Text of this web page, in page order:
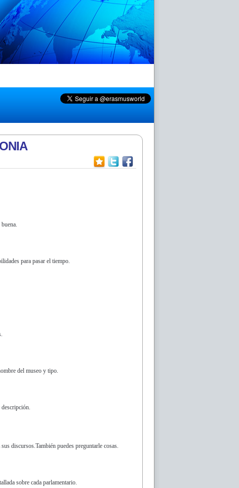
para pasar el tiempo.
del museo y tipo.
discursos.También puedes preguntarle cosas.
sobre cada parlamentario.